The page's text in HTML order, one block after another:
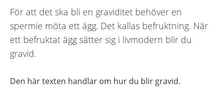
För att det ska bli en graviditet behöver en
spermie möta ett ägg. Det kallas befruktning. När
ett befruktat ägg sätter sig i livmodern blir du
gravid.
Den här texten handlar om hur du blir gravid.